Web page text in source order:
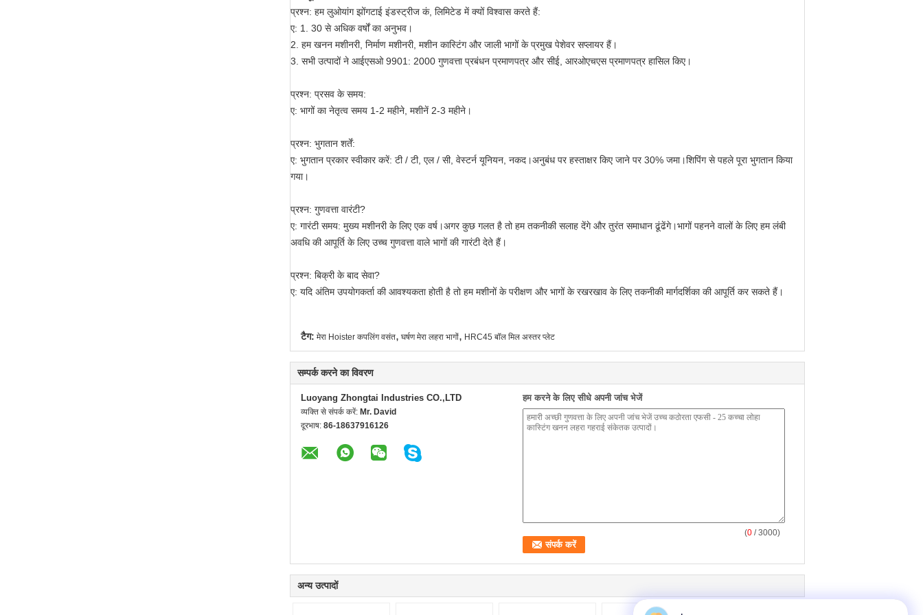
प्रश्न: हम लुओयांग झोंगटाई इंडस्ट्रीज कं, लिमिटेड में क्यों विश्वास करते हैं:
ए: 1. 30 से अधिक वर्षों का अनुभव।
2. हम खनन मशीनरी, निर्माण मशीनरी, मशीन कास्टिंग और जाली भागों के प्रमुख पेशेवर सप्लायर हैं।
3. सभी उत्पादों ने आईएसओ 9901: 2000 गुणवत्ता प्रबंधन प्रमाणपत्र और सीई, आरओएचएस प्रमाणपत्र हासिल किए।
प्रश्न: प्रसव के समय:
ए: भागों का नेतृत्व समय 1-2 महीने, मशीनें 2-3 महीने।
प्रश्न: भुगतान शर्तें:
ए: भुगतान प्रकार स्वीकार करें: टी / टी, एल / सी, वेस्टर्न यूनियन, नकद।अनुबंध पर हस्ताक्षर किए जाने पर 30% जमा।शिपिंग से पहले पूरा भुगतान किया
गया।
प्रश्न: गुणवत्ता वारंटी?
ए: गारंटी समय: मुख्य मशीनरी के लिए एक वर्ष।अगर कुछ गलत है तो हम तकनीकी सलाह देंगे और तुरंत समाधान ढूंढेंगे।भागों पहनने वालों के लिए हम लंबी
अवधि की आपूर्ति के लिए उच्च गुणवत्ता वाले भागों की गारंटी देते हैं।
प्रश्न: बिक्री के बाद सेवा?
ए: यदि अंतिम उपयोगकर्ता की आवश्यकता होती है तो हम मशीनों के परीक्षण और भागों के रखरखाव के लिए तकनीकी मार्गदर्शिका की आपूर्ति कर सकते हैं।
टैग: मेरा Hoister कपलिंग वसंत, घर्षण मेरा लहरा भागों, HRC45 बॉल मिल अस्तर प्लेट
सम्पर्क करने का विवरण
Luoyang Zhongtai Industries CO.,LTD
व्यक्ति से संपर्क करें: Mr. David
दूरभाष: 86-18637916126
हम करने के लिए सीधे अपनी जांच भेजें
(0 / 3000)
अन्य उत्पादों